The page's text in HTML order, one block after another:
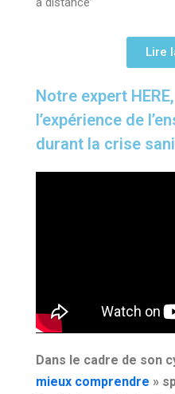
Lire
Notre expert
l’expérience de
durant la crise
Dans le cadre de son
mieux comprendre »